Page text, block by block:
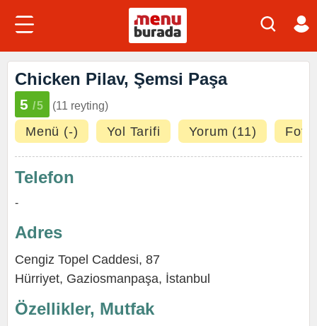
Chicken Pilav, Şemsi Paşa
5 /5 (11 reyting)
Menü (-) Yol Tarifi Yorum (11)
Telefon
-
Adres
Cengiz Topel Caddesi, 87
Hürriyet, Gaziosmanpaşa, İstanbul
Özellikler, Mutfak